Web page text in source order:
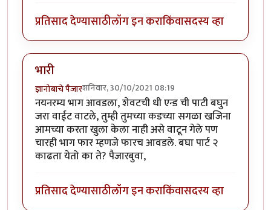
प्रतिसाद देण्यासाठीलॉग इन कराकिंवासदस्य व्हा
भारी
ज्ञानोबाचे पैजारशनिवार, 30/10/2021 08:19
नयनरम्य भाग आवडला, शेवटची धी एन्ड ची पाटी बघुन
जरा वाईट वाटले, तुम्ही तुमच्या कडच्या सगळा खजिना
आमच्या करता खुला केला नाही असे वाटून गेले पण
चारही भाग फार म्हणजे फारच आवडले. बघा पार्ट २
काढता येतो का ते? पैजारबुवा,
प्रतिसाद देण्यासाठीलॉग इन कराकिंवासदस्य व्हा